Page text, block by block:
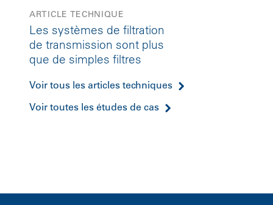
ARTICLE TECHNIQUE
Les systèmes de filtration
de transmission sont plus
que de simples filtres
Voir tous les articles techniques
Voir toutes les études de cas